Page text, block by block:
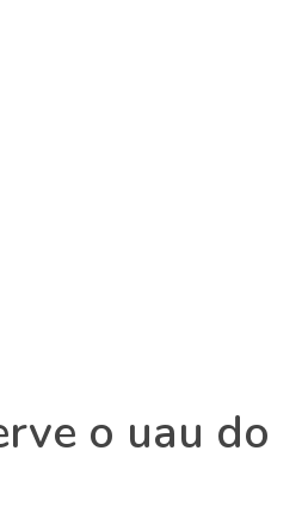
o uau do